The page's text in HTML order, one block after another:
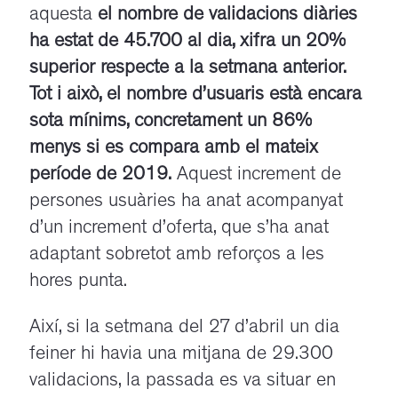
aquesta el nombre de validacions diàries
ha estat de 45.700 al dia, xifra un 20%
superior respecte a la setmana anterior.
Tot i això, el nombre d’usuaris està encara
sota mínims, concretament un 86%
menys si es compara amb el mateix
període de 2019. Aquest increment de
persones usuàries ha anat acompanyat
d’un increment d’oferta, que s’ha anat
adaptant sobretot amb reforços a les
hores punta.
Així, si la setmana del 27 d’abril un dia
feiner hi havia una mitjana de 29.300
validacions, la passada es va situar en